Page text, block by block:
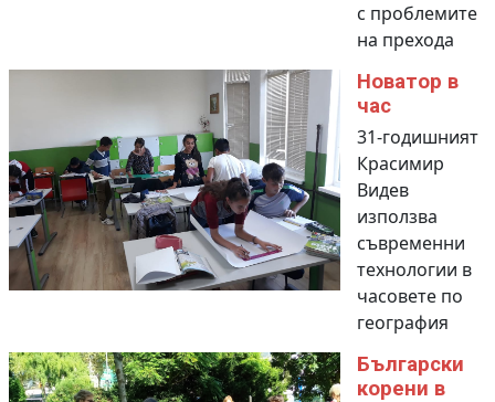
с проблемите
на прехода
Новатор в
час
31-годишният
Красимир
Видев
използва
съвременни
технологии в
часовете по
география
Български
корени в